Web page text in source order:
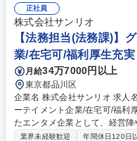
要となるデジタル化の企画、シ
ミング、ディレクション、ベン
に必要となる本部業務 募集職種 【北海道/経営幹部候補】UIターン歓迎(社
宅制度あり)★やりがい◎
正社員
株式会社サンリオ
【法務担当(法務課)】
業/在宅可/福利厚生充実
月給34万7000円以上
東京都品川区
企業名 株式会社サンリオ 求人名 【法務担当(法務課)】グローバルエンタ
ーテイメント企業/在宅可/福利厚生充実 仕事の内容 キャラ
たエンタメ企業として、経営
ネス展開のための法的支援業
業界未経験歓迎 年間休日120日